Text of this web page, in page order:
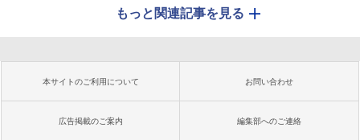
もっと関連記事を見る
本サイトのご利用について お問い合わせ
広告掲載のご案内 編集部へのご連絡